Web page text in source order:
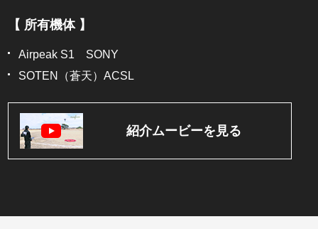
【 所有機体 】
Airpeak S1 SONY
SOTEN（蒼天）ACSL
紹介ムービーを見る